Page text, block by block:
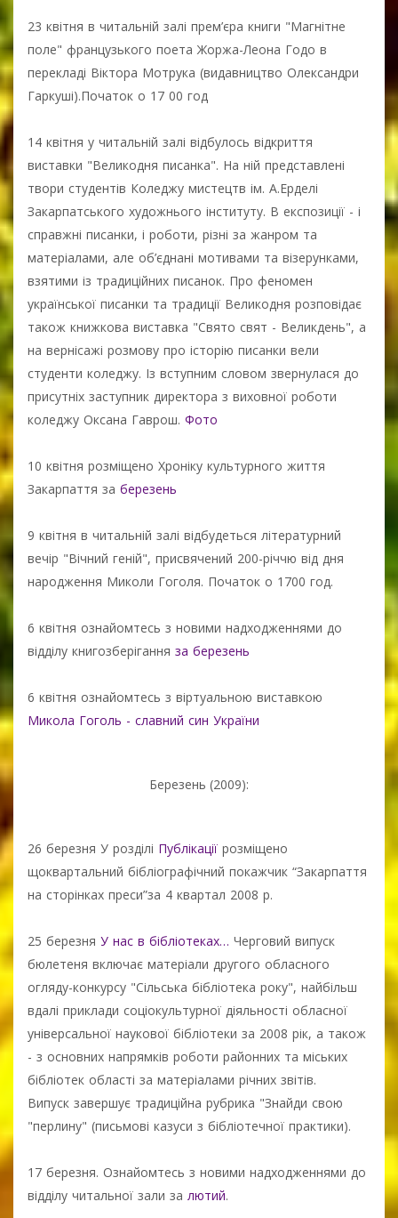
23 квітня в читальній залі прем’єра книги "Магнітне
поле" французького поета Жоржа-Леона Годо в
перекладі Віктора Мотрука (видавництво Олександри
Гаркуші).Початок о 17 00 год
14 квітня у читальній залі відбулось відкриття
виставки "Великодня писанка". На ній представлені
твори студентів Коледжу мистецтв ім. А.Ерделі
Закарпатського художнього інституту. В експозиції - і
справжні писанки, і роботи, різні за жанром та
матеріалами, але об’єднані мотивами та візерунками,
взятими із традиційних писанок. Про феномен
української писанки та традиції Великодня розповідає
також книжкова виставка "Свято свят - Великдень", а
на вернісажі розмову про історію писанки вели
студенти коледжу. Із вступним словом звернулася до
присутніх заступник директора з виховної роботи
коледжу Оксана Гаврош. Фото
10 квітня розміщено Хроніку культурного життя
Закарпаття за березень
9 квітня в читальній залі відбудеться літературний
вечір "Вічний геній", присвячений 200-річчю від дня
народження Миколи Гоголя. Початок о 1700 год.
6 квітня ознайомтесь з новими надходженнями до
відділу книгозберігання за березень
6 квітня ознайомтесь з віртуальною виставкою
Микола Гоголь - славний син України
Березень (2009):
26 березня У розділі Публікації розміщено
щоквартальний бібліографічний покажчик “Закарпаття
на сторінках преси”за 4 квартал 2008 р.
25 березня У нас в бібліотеках… Черговий випуск
бюлетеня включає матеріали другого обласного
огляду-конкурсу "Сільська бібліотека року", найбільш
вдалі приклади соціокультурної діяльності обласної
універсальної наукової бібліотеки за 2008 рік, а також
- з основних напрямків роботи районних та міських
бібліотек області за матеріалами річних звітів.
Випуск завершує традиційна рубрика "Знайди свою
"перлину" (письмові казуси з бібліотечної практики).
17 березня. Ознайомтесь з новими надходженнями до
відділу читальної зали за лютий.